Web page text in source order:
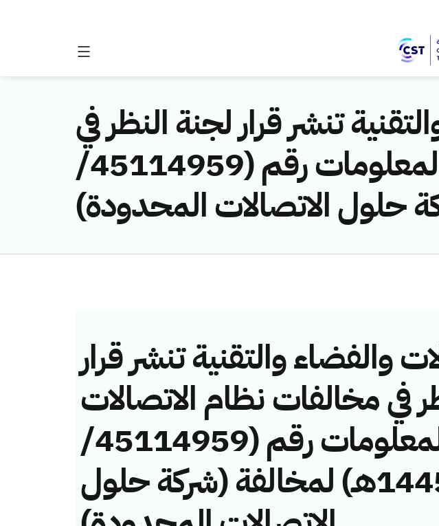
تنشر قرار لجنة النظر في
مخالفات نظام الاتصالات وتقنية المعلومات رقم (45114959/
والفضاء والتقنية تنشر قرار
في مخالفات نظام الاتصالات
وتقنية المعلومات رقم (45114959/
ق/1445هـ) لمخالفة (شركة حلول